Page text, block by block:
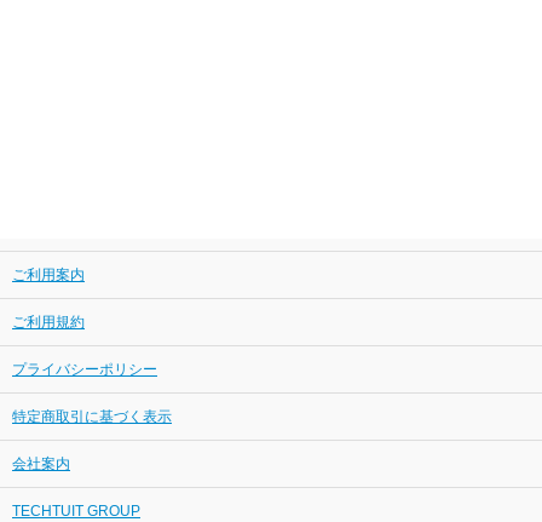
ご利用案内
ご利用規約
プライバシーポリシー
特定商取引に基づく表示
会社案内
TECHTUIT GROUP